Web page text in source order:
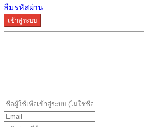
ลืมรหัสผ่าน
เข้าสู่ระบบ